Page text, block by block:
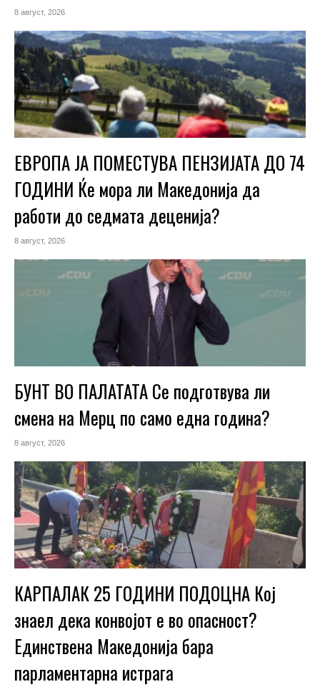
8 август, 2026
ЕВРОПА ЈА ПОМЕСТУВА ПЕНЗИЈАТА ДО 74
ГОДИНИ Ќе мора ли Македонија да
работи до седмата деценија?
8 август, 2026
БУНТ ВО ПАЛАТАТА Се подготвува ли
смена на Мерц по само една година?
8 август, 2026
КАРПАЛАК 25 ГОДИНИ ПОДОЦНА Кој
знаел дека конвојот е во опасност?
Единствена Македoнија бара
парламентарна истрага